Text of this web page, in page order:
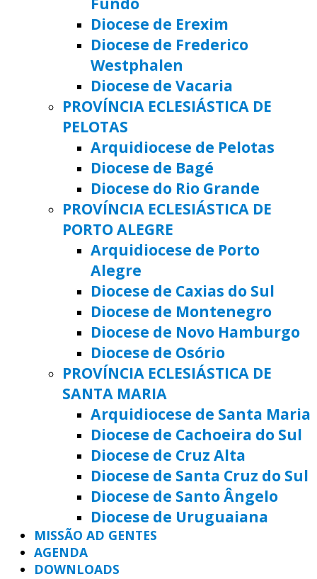
Diocese de Erexim
Diocese de Frederico
Westphalen
Diocese de Vacaria
PROVÍNCIA ECLESIÁSTICA DE
PELOTAS
Arquidiocese de Pelotas
Diocese de Bagé
Diocese do Rio Grande
PROVÍNCIA ECLESIÁSTICA DE
PORTO ALEGRE
Arquidiocese de Porto
Alegre
Diocese de Caxias do Sul
Diocese de Montenegro
Diocese de Novo Hamburgo
Diocese de Osório
PROVÍNCIA ECLESIÁSTICA DE
SANTA MARIA
Arquidiocese de Santa Maria
Diocese de Cachoeira do Sul
Diocese de Cruz Alta
Diocese de Santa Cruz do Sul
Diocese de Santo Ângelo
Diocese de Uruguaiana
MISSÃO AD GENTES
AGENDA
DOWNLOADS